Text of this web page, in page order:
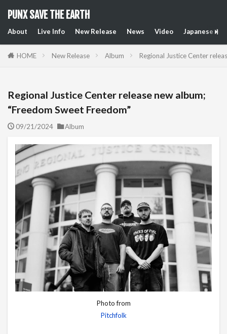
PUNX SAVE THE EARTH
About Live Info New Release News Video Japanese
HOME New Release Album Regional Justice Center
Regional Justice Center release new album;
“Freedom Sweet Freedom”
09/21/2024 Album
Photo from
Pitchfolk